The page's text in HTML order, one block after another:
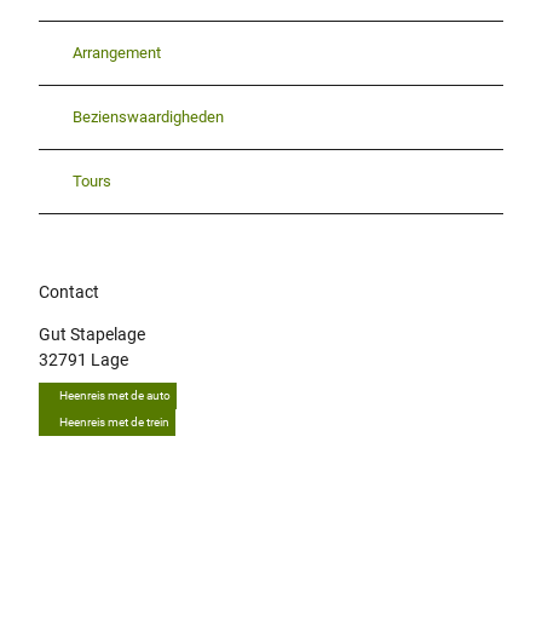
Arrangement
Bezienswaardigheden
Tours
Contact
Gut Stapelage
32791 Lage
Heenreis met de auto
Heenreis met de trein